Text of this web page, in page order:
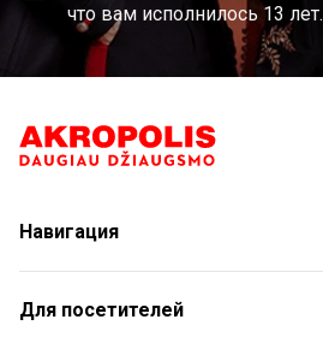
что вам исполнилось 13 лет.
Навигация
Магазины
Услуги
Для посетителей